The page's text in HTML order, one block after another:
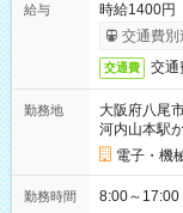
給与
時給1400円
交通費別
交通費 交通
勤務地
大阪府八尾
河内山本駅
電子・機
勤務時間